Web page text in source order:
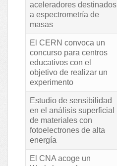
aceleradores destinados
a espectrometría de
masas
El CERN convoca un
concurso para centros
educativos con el
objetivo de realizar un
experimento
Estudio de sensibilidad
en el análisis superficial
de materiales con
fotoelectrones de alta
energía
El CNA acoge un